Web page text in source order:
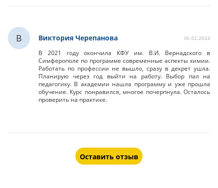
В Виктория Черепанова 06.02.2024
В 2021 году окончила КФУ им. В.И. Вернадского в
Симферополе по программе современные аспекты химии.
Работать по профессии не вышло, сразу в декрет ушла.
Планирую через год выйти на работу. Выбор пал на
педагогику. В академии нашла программу и уже прошла
обучение. Курс понравился, многое почерпнула. Осталось
проверить на практике.
Оставить отзыв